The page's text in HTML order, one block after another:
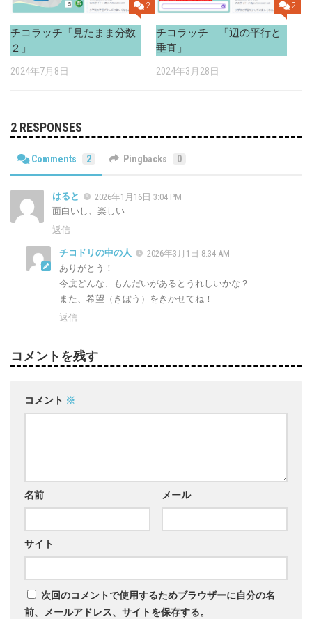
2
チコラッチ「見たまま分数
２」
2024年7月8日
2
チコラッチ 「辺の平行と
垂直」
2024年3月28日
2 RESPONSES
Comments 2 Pingbacks 0
はると
2026年1月16日 3:04 PM
面白いし、楽しい
返信
チコドリの中の人
2026年3月1日 8:34 AM
ありがとう！
今度どんな、もんだいがあるとうれしいかな？
また、希望（きぼう）をきかせてね！
返信
コメントを残す
コメント ※
名前 メール
サイト
次回のコメントで使用するためブラウザーに自分の名
前、メールアドレス、サイトを保存する。